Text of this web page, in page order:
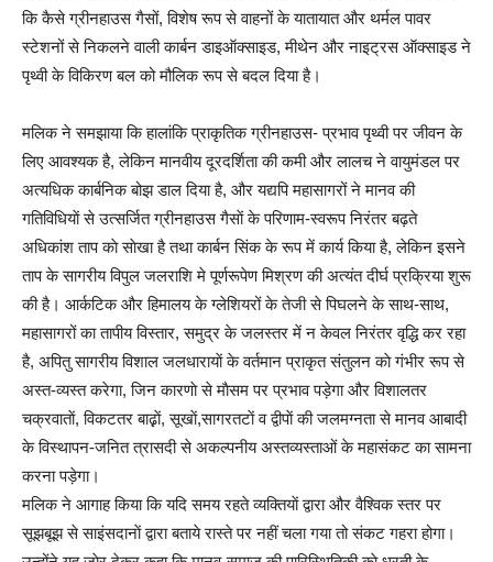
कि कैसे ग्रीनहाउस गैसों, विशेष रूप से वाहनों के यातायात और थर्मल पावर
स्टेशनों से निकलने वाली कार्बन डाइऑक्साइड, मीथेन और नाइट्रस ऑक्साइड ने
पृथ्वी के विकिरण बल को मौलिक रूप से बदल दिया है।
मलिक ने समझाया कि हालांकि प्राकृतिक ग्रीनहाउस- प्रभाव पृथ्वी पर जीवन के
लिए आवश्यक है, लेकिन मानवीय दूरदर्शिता की कमी और लालच ने वायुमंडल पर
अत्यधिक कार्बनिक बोझ डाल दिया है, और यद्यपि महासागरों ने मानव की
गतिविधियाें से उत्सर्जित ग्रीनहाउस गैसाें के परिणाम-स्वरूप निरंतर बढ़ते
अधिकांश ताप काे साेखा है तथा कार्बन सिंक के रूप में कार्य किया है, लेकिन इसने
ताप के सागरीय विपुल जलराशि मे पूर्णरूपेण मिश्रण की अत्यंत दीर्घ प्रक्रिया शुरू
की है। आर्कटिक और हिमालय के ग्लेशियरों के तेजी से पिघलने के साथ-साथ,
महासागरों का तापीय विस्तार, समुद्र के जलस्तर में न केवल निरंतर वृद्धि कर रहा
है, अपितु सागरीय विशाल जलधारायाें के वर्तमान प्राकृत संतुलन काे गंभीर रूप से
अस्त-व्यस्त करेगा, जिन कारणाे से माैसम पर प्रभाव पड़ेगा और विशालतर
चक्रवाताें, विकटतर बाढ़़ाें, सूखाें,सागरतटाें व द्वीपाें की जलमग्नता से मानव आबादी
के विस्थापन-जनित त्रासदी से अकल्पनीय अस्तव्यस्ताओं के महासंकट का सामना
करना पड़ेगा।
मलिक ने आगाह किया कि यदि समय रहते व्यक्तियाें द्वारा और वैश्विक स्तर पर
सूझबूझ से साइंसदानाें द्वारा बताये रास्ते पर नहीं चला गया तो संकट गहरा होगा।